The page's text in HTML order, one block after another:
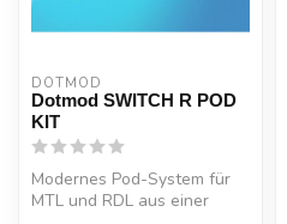
DOTMOD
Dotmod SWITCH R POD
KIT
Modernes Pod-System für
MTL und RDL aus einer